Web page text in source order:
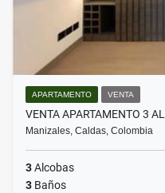
APARTAMENTO VENTA
VENTA APARTAMENTO 3
Manizales, Caldas, Colombia
3Alcobas
3 Baños